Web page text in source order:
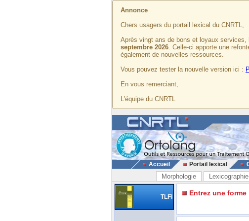
Annonce
Chers usagers du portail lexical du CNRTL,
Après vingt ans de bons et loyaux services,
septembre 2026. Celle-ci apporte une
également de nouvelles ressources.
Vous pouvez tester la nouvelle version ici :
En vous remerciant,
L'équipe du CNRTL
Accueil Portail lexical
Morphologie Lexicographie
TLFi Entrez une forme